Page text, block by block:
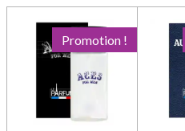
n
Promotion !